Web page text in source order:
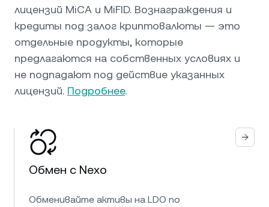
лицензий MiCA и MiFID. Вознаграждения и
кредиты под залог криптовалюты — это
отдельные продукты, которые
предлагаются на собственных условиях и
не подпадают под действие указанных
лицензий. Подробнее.
Обмен с Nexo
Обменивайте активы на LDO по